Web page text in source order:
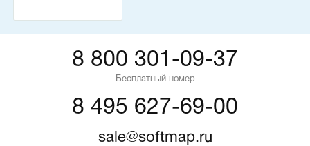
8 800 301-09-37
Бесплатный номер
8 495 627-69-00
sale@softmap.ru